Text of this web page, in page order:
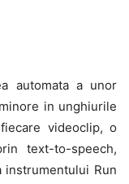
automata a unor
in unghiurile
videoclip, o
text-to-speech,
Run